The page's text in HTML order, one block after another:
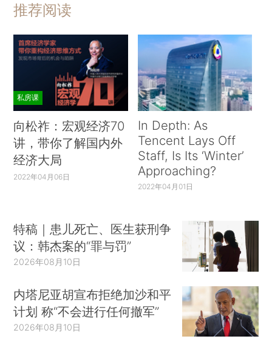
推荐阅读
私房课
向松祚：宏观经济70
讲，带你了解国内外
经济大局
2022年04月06日
In Depth: As
Tencent Lays Off
Staff, Is Its ‘Winter’
Approaching?
2022年04月01日
特稿｜患儿死亡、医生获刑争
议：韩杰案的“罪与罚”
2026年08月10日
内塔尼亚胡宣布拒绝加沙和平
计划 称“不会进行任何撤军”
2026年08月10日